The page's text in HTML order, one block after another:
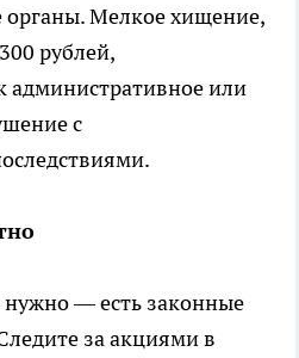
органы. Мелкое хищение,
рублей,
административное или
с
нужно — есть законные
за акциями в